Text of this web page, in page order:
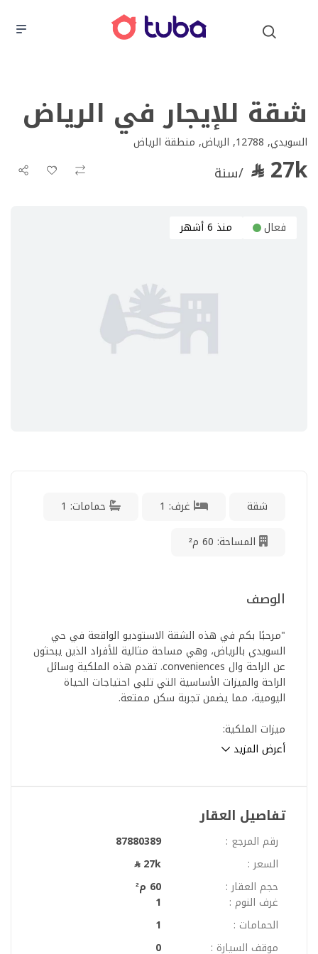
شقة للإيجار في الرياض
السويدي, 12788, الرياض, منطقة الرياض
27k /سنة
فعال منذ 6 أشهر
شقة غرف: 1
حمامات: 1
المساحة: 60 م²
الوصف
"مرحبًا بكم في هذه الشقة الاستوديو الواقعة في حي
السويدي بالرياض، وهي مساحة مثالية للأفراد الذين يبحثون
عن الراحة وال conveniences. تقدم هذه الملكية وسائل
الراحة والميزات الأساسية التي تلبي احتياجات الحياة
اليومية، مما يضمن تجربة سكن ممتعة.
ميزات الملكية:
- النوع: شقة استوديو
- الغرض: للإيجار
- مفروشة: غير مفروشة
المرافق:
- الكهرباء: الشقة مزودة بإمدادات كهرباء موثوقة، مما
يضمن لك الحصول على الطاقة لجميع احتياجاتك.
- إمدادات المياه: استمتع بإمداد ثابت من المياه النظيفة،
مما يعزز من تجارب والمهام اليومية.
- الصرف الصحي: تحتوي الملكية على نظام صرف صحي
مناسب، مما يعزز بيئة صحية.
أعرض المزيد
تفاصيل العقار
رقم المرجع :
87880389
السعر :
27k
حجم العقار :
60 م²
غرف النوم :
1
الحمامات :
1
موقف السيارة :
0